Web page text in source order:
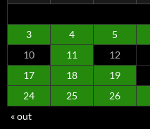
3
4 5
10
11 12
17
18 19
24
25 26
« out